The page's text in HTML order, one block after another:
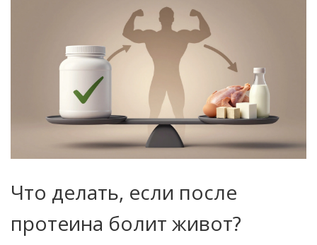
Что делать, если после
протеина болит живот?